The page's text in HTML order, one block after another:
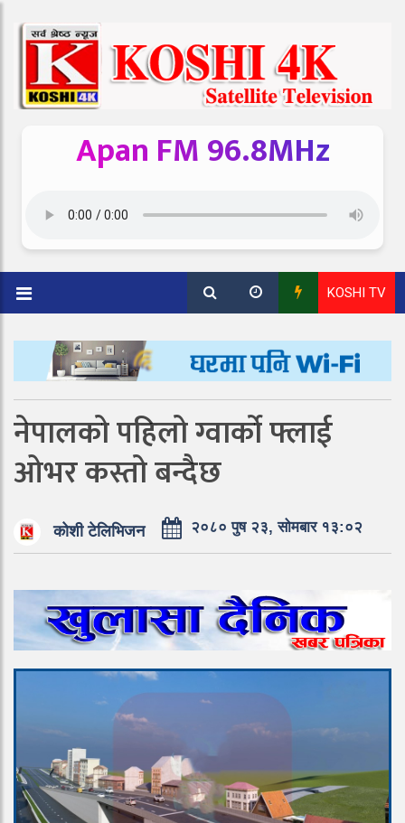
Apan FM 96.8MHz
KOSHI TV
नेपालको पहिलो ग्वार्को फ्लाई
ओभर कस्तो बन्दैछ
कोशी टेलिभिजन २०८० पुष २३, सोमबार १३:०२